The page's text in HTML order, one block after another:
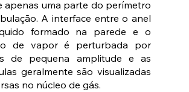
apenas uma parte do perímetro
A interface entre o anel
formado na parede e o
de vapor é perturbada por
de pequena amplitude e as
geralmente são visualizadas
no núcleo de gás.